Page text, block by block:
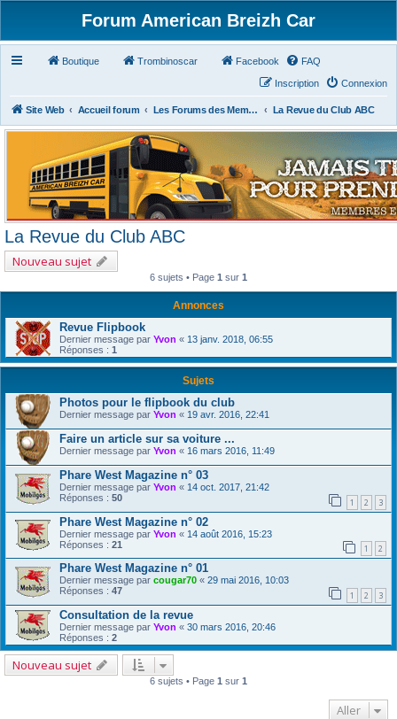
Forum American Breizh Car
Boutique Trombinoscar Facebook FAQ
Connexion
Inscription
Site Web Accueil forum Les Forums des Membres du Club La Revue du Club ABC
La Revue du Club ABC
Nouveau sujet
6 sujets • Page 1 sur 1
Annonces
Revue Flipbook
Dernier message par Yvon « 13 janv. 2018, 06:55
Réponses : 1
Sujets
Photos pour le flipbook du club
Dernier message par Yvon « 19 avr. 2016, 22:41
Faire un article sur sa voiture ...
Dernier message par Yvon « 16 mars 2016, 11:49
Phare West Magazine n° 03
Dernier message par Yvon « 14 oct. 2017, 21:42
Réponses : 50 1 2 3
Phare West Magazine n° 02
Dernier message par Yvon « 14 août 2016, 15:23
Réponses : 21 1 2
Phare West Magazine n° 01
Dernier message par cougar70 « 29 mai 2016, 10:03
Réponses : 47 1 2 3
Consultation de la revue
Dernier message par Yvon « 30 mars 2016, 20:46
Réponses : 2
Nouveau sujet
6 sujets • Page 1 sur 1
Aller